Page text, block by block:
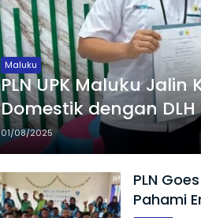
Maluku
PLN UPK Maluku
Domestik dengan
01/08/2025
PLN
Pahami